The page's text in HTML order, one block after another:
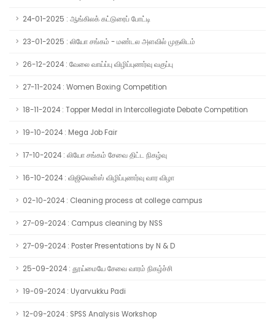
24-01-2025 : ஆங்கிலக் கட்டுரைப் போட்டி
23-01-2025 : லியோ சங்கம் - மண்டல அளவில் முதலிடம்
26-12-2024 : வேலை வாய்ப்பு விழிப்புணர்வு வகுப்பு
27-11-2024 : Women Boxing Competition
18-11-2024 : Topper Medal in Intercollegiate Debate Competition
19-10-2024 : Mega Job Fair
17-10-2024 : லியோ சங்கம் சேவை திட்ட நிகழ்வு
16-10-2024 : விஜிலென்ஸ் விழிப்புணர்வு வார விழா
02-10-2024 : Cleaning process at college campus
27-09-2024 : Campus cleaning by NSS
27-09-2024 : Poster Presentations by N & D
25-09-2024 : தூய்மையே சேவை வாரம் நிகழ்ச்சி
19-09-2024 : Uyarvukku Padi
12-09-2024 : SPSS Analysis Workshop